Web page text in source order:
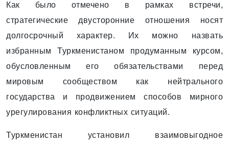
Как было отмечено в рамках встречи,
стратегические двусторонние отношения носят
долгосрочный характер. Их можно назвать
избранным Туркменистаном продуманным курсом,
обусловленным его обязательствами перед
мировым сообществом как нейтрального
государства и продвижением способов мирного
урегулирования конфликтных ситуаций.
Туркменистан установил взаимовыгодное